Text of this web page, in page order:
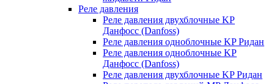
Реле давления
Реле давления двухблочные KP
Данфосс (Danfoss)
Реле давления одноблочные KP Ридан
Реле давления одноблочные KP
Данфосс (Danfoss)
Реле давления двухблочные KP Ридан